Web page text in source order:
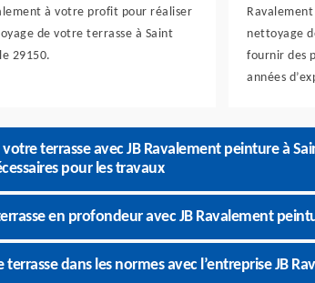
à votre profit pour réaliser
de votre terrasse à Saint
29150.
nettoyage
fournir des
années
terrasse avec JB Ravalement peinture à
pour les travaux
en profondeur avec JB Ravalement
dans les normes avec l’entreprise JB